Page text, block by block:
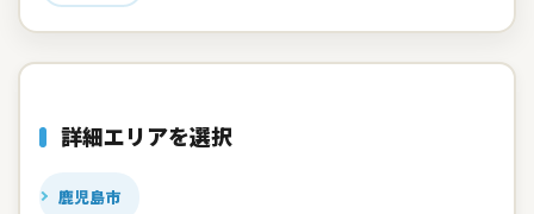
詳細エリアを選択
鹿児島市